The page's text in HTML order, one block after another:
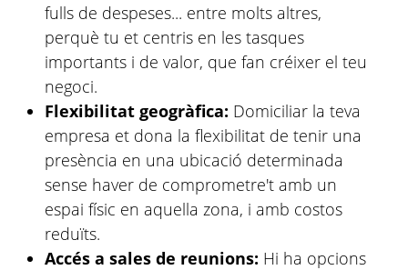
fulls de despeses... entre molts altres,
perquè tu et centris en les tasques
importants i de valor, que fan créixer el teu
negoci.
Flexibilitat geogràfica: Domiciliar la teva
empresa et dona la flexibilitat de tenir una
presència en una ubicació determinada
sense haver de comprometre't amb un
espai físic en aquella zona, i amb costos
reduïts.
Accés a sales de reunions: Hi ha opcions